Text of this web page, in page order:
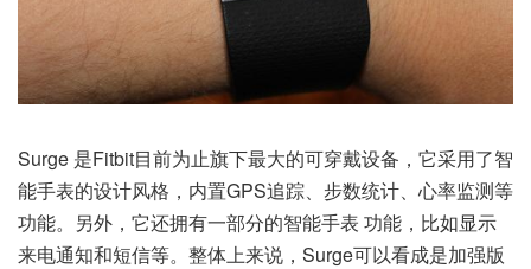
Surge 是Fitbit目前为止旗下最大的可穿戴设备，它采用了智
能手表的设计风格，内置GPS追踪、步数统计、心率监测等
功能。另外，它还拥有一部分的智能手表 功能，比如显示
来电通知和短信等。整体上来说，Surge可以看成是加强版